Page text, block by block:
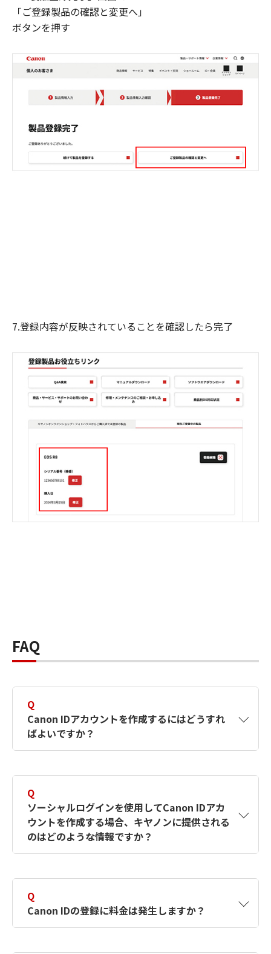
「ご登録製品の確認と変更へ」
ボタンを押す
7.登録内容が反映されていることを確認したら完了
FAQ
Q
Canon IDアカウントを作成するにはどうすれ
ばよいですか？
す。詳しい作成方法は【カメラ】Canon IDとは
何ですか？Canon IDの作成方法は？をご確認く
ださい。
Q
ソーシャルログインを使用してCanon IDアカ
ウントを作成する場合、キヤノンに提供される
のはどのような情報ですか？
択したサービスから取得します。アカウントを
簡単に作成できるように、この情報を使用して
Canon IDの登録フォームを入力します。
Q
Canon IDの登録に料金は発生しますか？